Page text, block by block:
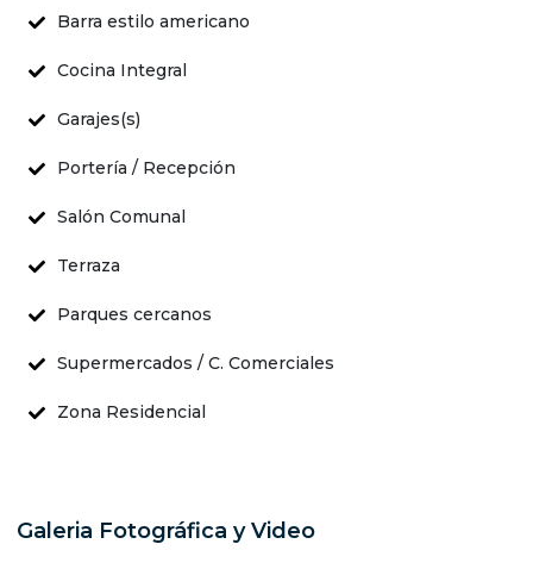
Barra estilo americano
Cocina Integral
Garajes(s)
Portería / Recepción
Salón Comunal
Terraza
Parques cercanos
Supermercados / C. Comerciales
Zona Residencial
Galeria Fotográfica y Video